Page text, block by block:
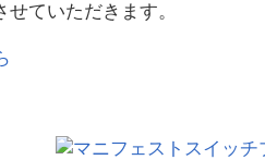
せていただきます。